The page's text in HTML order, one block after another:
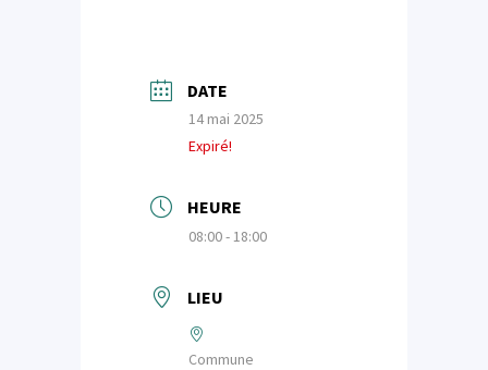
DATE
14 mai 2025
Expiré!
HEURE
08:00 - 18:00
LIEU
Commune